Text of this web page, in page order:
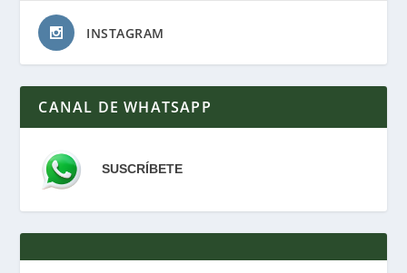
INSTAGRAM
CANAL DE WHATSAPP
SUSCRÍBETE